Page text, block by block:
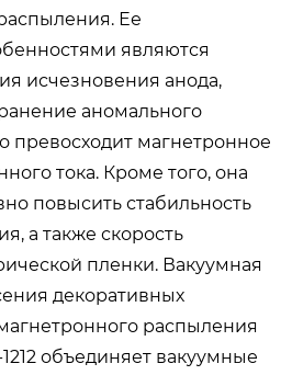
Ее
являются
исчезновения анода,
аномального
превосходит магнетронное
тока. Кроме того, она
повысить стабильность
а также скорость
пленки. Вакуумная
декоративных
распыления
объединяет вакуумные